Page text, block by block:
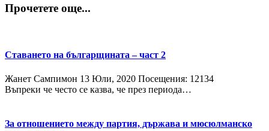
Прочетете още...
Ставането на българщината – част 2
Жанет Сампимон 13 Юли, 2020 Посещения: 12134
Въпреки че често се казва, че през периода…
За отношението между партия, държава и мюсюлманско